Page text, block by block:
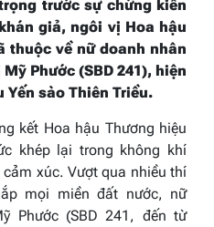
trước sự chứng kiến
giả, ngôi vị Hoa hậu
thuộc về nữ doanh nhân
Phước (SBD 241), hiện
sào Thiên Triều.
kết Hoa hậu Thương hiệu
khép lại trong không khí
xúc. Vượt qua nhiều thí
mọi miền đất nước, nữ
Phước (SBD 241, đến từ